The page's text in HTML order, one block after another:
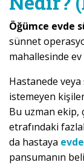
Öğümce evde
sünnet
mahallesinde
Hastanede
istemeyen
Bu uzman ekip,
etrafındaki
da hastaya
pansumanın